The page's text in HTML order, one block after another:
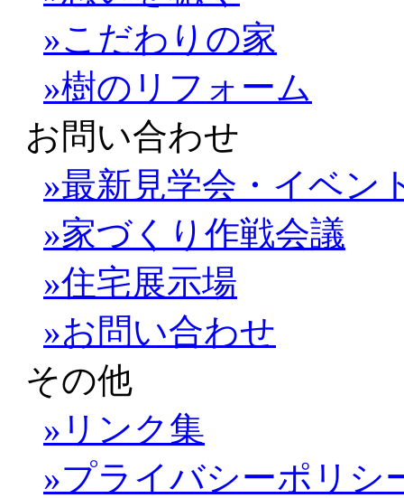
»こだわりの家
»樹のリフォーム
お問い合わせ
»最新見学会・イベン
»家づくり作戦会議
»住宅展示場
»お問い合わせ
その他
»リンク集
»プライバシーポリシ